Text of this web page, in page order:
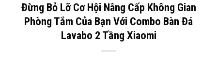
Đừng Bỏ Lỡ Cơ Hội Nâng Cấp Không Gian
Phòng Tắm Của Bạn Với Combo Bàn Đá
Lavabo 2 Tầng Xiaomi